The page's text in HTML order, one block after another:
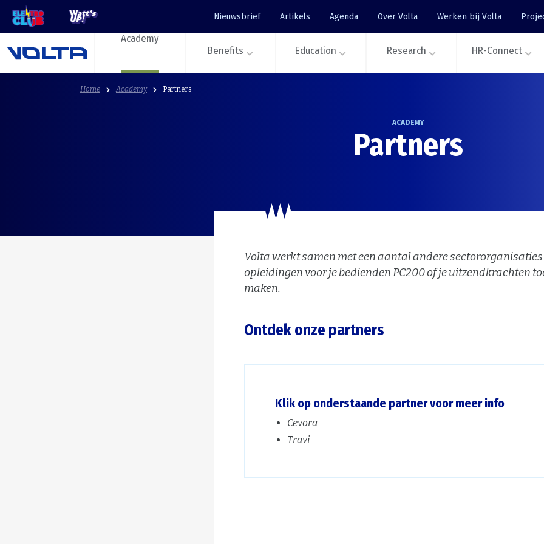
Nieuwsbrief Artikels Agenda Over Volta Werken bij Volta
Academy
Benefits
Education Research HR-Connect
Home Academy Partners
ACADEMY
Partners
Volta werkt samen met een aantal andere
opleidingen voor je bedienden PC200 of je uitzendkrachten
maken.
Ontdek onze partners
Klik op onderstaande partner voor meer info
Cevora
Travi